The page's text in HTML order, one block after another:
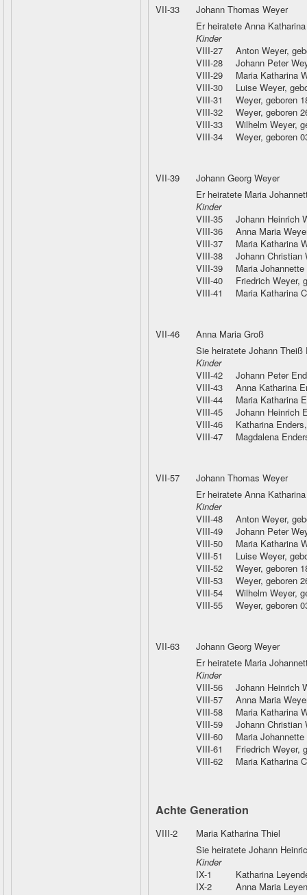
VII-33
Johann Thomas Weyer
Er heiratete Anna
Kinder
VIII-27
Anton Weyer,
VIII-28
Johann Peter
VIII-29
Maria Katharina
VIII-30
Luise Weyer,
VIII-31
Weyer, geboren
VIII-32
Weyer, geboren
VIII-33
Wilhelm Weyer,
VIII-34
Weyer, geboren
VII-39
Johann Georg Weyer
Er heiratete Maria
Kinder
VIII-35
Johann Heinrich
VIII-36
Anna Maria
VIII-37
Maria Katharina
VIII-38
Johann Christian
VIII-39
Maria Johannette
VIII-40
Friedrich Weyer,
VIII-41
Maria Katharina
VII-46
Anna Maria Groß
Sie heiratete Johann Theiß
Kinder
VIII-42
Johann Peter
VIII-43
Anna Katharina
VIII-44
Maria Katharina
VIII-45
Johann Heinrich
VIII-46
Katharina Enders
VIII-47
Magdalena
VII-57
Johann Thomas Weyer
Er heiratete Anna
Kinder
VIII-48
Anton Weyer,
VIII-49
Johann Peter
VIII-50
Maria Katharina
VIII-51
Luise Weyer,
VIII-52
Weyer, geboren
VIII-53
Weyer, geboren
VIII-54
Wilhelm Weyer,
VIII-55
Weyer, geboren
VII-63
Johann Georg Weyer
Er heiratete Maria
Kinder
VIII-56
Johann Heinrich
VIII-57
Anna Maria
VIII-58
Maria Katharina
VIII-59
Johann Christian
VIII-60
Maria Johannette
VIII-61
Friedrich Weyer,
VIII-62
Maria Katharina
Achte Generation
VIII-2
Maria Katharina Thiel
Sie heiratete Johann
Kinder
IX-1
Katharina
IX-2
Anna Maria